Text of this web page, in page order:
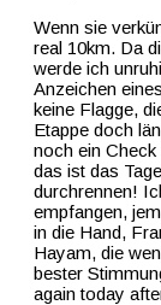
Wenn sie
real 10km. Da
werde ich
Anzeichen
keine Flagge,
Etappe doch
noch ein
das ist das
durchrennen!
empfangen,
in die Hand,
Hayam, die
bester
again today